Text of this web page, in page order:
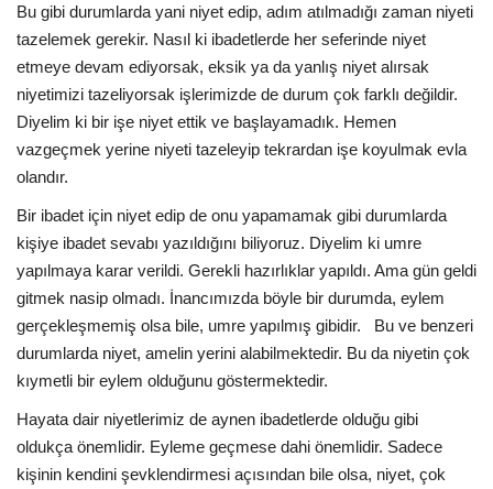
Bu gibi durumlarda yani niyet edip, adım atılmadığı zaman niyeti
tazelemek gerekir. Nasıl ki ibadetlerde her seferinde niyet
etmeye devam ediyorsak, eksik ya da yanlış niyet alırsak
niyetimizi tazeliyorsak işlerimizde de durum çok farklı değildir.
Diyelim ki bir işe niyet ettik ve başlayamadık. Hemen
vazgeçmek yerine niyeti tazeleyip tekrardan işe koyulmak evla
olandır.
Bir ibadet için niyet edip de onu yapamamak gibi durumlarda
kişiye ibadet sevabı yazıldığını biliyoruz. Diyelim ki umre
yapılmaya karar verildi. Gerekli hazırlıklar yapıldı. Ama gün geldi
gitmek nasip olmadı. İnancımızda böyle bir durumda, eylem
gerçekleşmemiş olsa bile, umre yapılmış gibidir. Bu ve benzeri
durumlarda niyet, amelin yerini alabilmektedir. Bu da niyetin çok
kıymetli bir eylem olduğunu göstermektedir.
Hayata dair niyetlerimiz de aynen ibadetlerde olduğu gibi
oldukça önemlidir. Eyleme geçmese dahi önemlidir. Sadece
kişinin kendini şevklendirmesi açısından bile olsa, niyet, çok